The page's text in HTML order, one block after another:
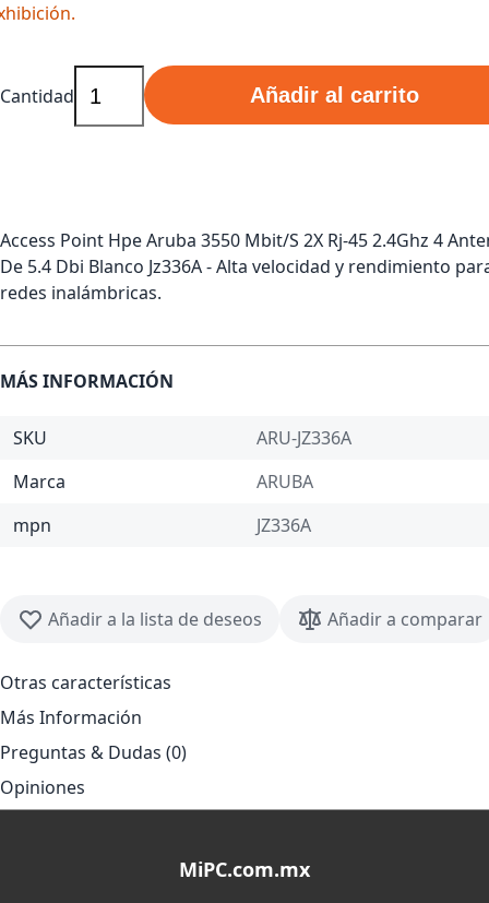
Cantidad Añadir al carrito
Access Point Hpe Aruba 3550 Mbit/S 2X Rj-45 2.4Ghz 4
De 5.4 Dbi Blanco Jz336A - Alta velocidad y rendimiento
redes inalámbricas.
MÁS INFORMACIÓN
SKU
ARU-JZ336A
Marca
ARUBA
mpn
JZ336A
Añadir a la lista de deseos Añadir a comparar
Otras características
Más Información
Preguntas & Dudas (0)
Opiniones
MiPC.com.mx